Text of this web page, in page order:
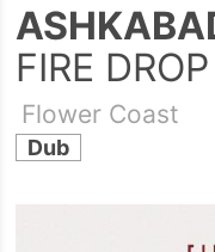
FIRE DROP
Flower Coast
Dub